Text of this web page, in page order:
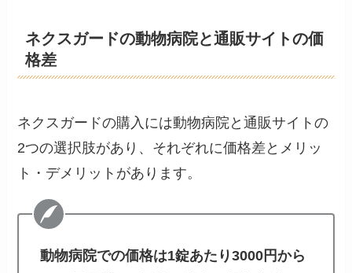
ネクスガードの動物病院と通販サイトの価
格差
ネクスガードの購入には動物病院と通販サイトの
2つの選択肢があり、それぞれに価格差とメリッ
ト・デメリットがあります。
動物病院での価格は1錠あたり3000円から